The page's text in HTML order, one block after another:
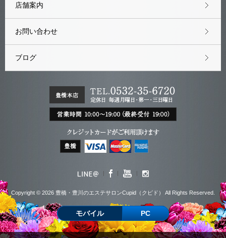
店舗案内
お問い合わせ
ブログ
Copyright © 2026 豊橋・豊川のエステサロンCupid（クピド） All Rights Reserved.
モバイル PC